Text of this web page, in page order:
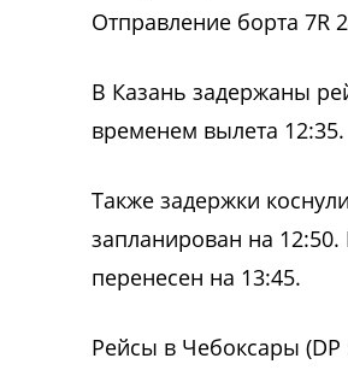
Отправление борта 7R
В Казань задержаны
временем вылета 12:35.
Также задержки
запланирован на
перенесен на 13:45.
Рейсы в Чебоксары (DP